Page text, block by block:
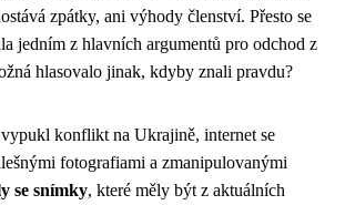
zpátky, ani výhody členství. Přesto se
jedním z hlavních argumentů pro odchod z
hlasovalo jinak, kdyby znali pravdu?
konflikt na Ukrajině, internet se
fotografiami a zmanipulovanými
se snímky, které měly být z aktuálních